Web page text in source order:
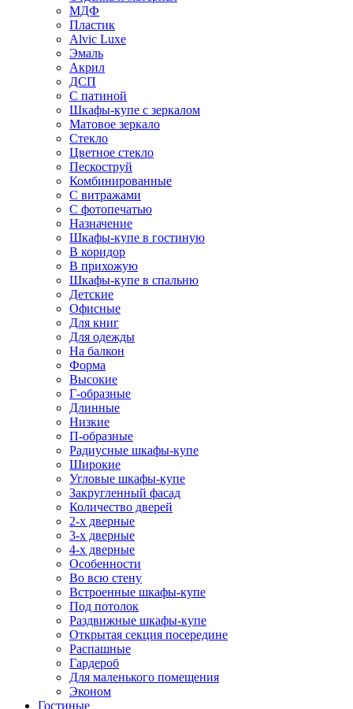
МДФ
Пластик
Alvic Luxe
Эмаль
Акрил
ДСП
С патиной
Шкафы-купе с зеркалом
Матовое зеркало
Стекло
Цветное стекло
Пескоструй
Комбинированные
С витражами
С фотопечатью
Назначение
Шкафы-купе в гостиную
В коридор
В прихожую
Шкафы-купе в спальню
Детские
Офисные
Для книг
Для одежды
На балкон
Форма
Высокие
Г-образные
Длинные
Низкие
П-образные
Радиусные шкафы-купе
Широкие
Угловые шкафы-купе
Закругленный фасад
Количество дверей
2-х дверные
3-х дверные
4-х дверные
Особенности
Во всю стену
Встроенные шкафы-купе
Под потолок
Раздвижные шкафы-купе
Открытая секция посередине
Распашные
Гардероб
Для маленького помещения
Эконом
Гостиные